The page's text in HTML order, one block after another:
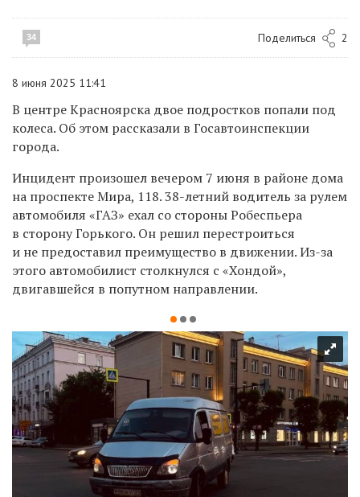
34 Поделиться 2
8 июня 2025 11:41
В центре Красноярска двое подростков попали под
колеса. Об этом рассказали в Госавтоинспекции
города.
Инцидент произошел вечером 7 июня в районе дома
на проспекте Мира, 118. 38-летний водитель за рулем
автомобиля «ГАЗ» ехал со стороны Робеспьера
в сторону Горького. Он решил перестроиться
и не предоставил преимущество в движении. Из-за
этого автомобилист столкнулся с «Хондой»,
двигавшейся в попутном направлении.